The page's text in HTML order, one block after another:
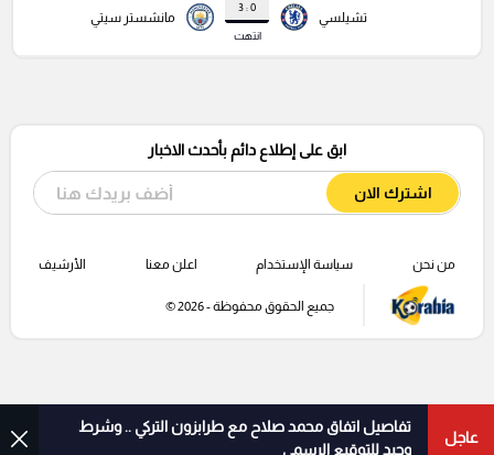
تشيلسي
0 : 3
انتهت
مانشستر سيتي
عاجل
تفاصيل اتفاق محمد صلاح مع طرابزون التركي .. وشرط
وحيد للتوقيع الرسمي
ابق على إطلاع دائم بأحدث الاخبار
اشترك الان
من نحن سياسة الإستخدام اعلن معنا الأرشيف
جميع الحقوق محفوظة - 2026 ©